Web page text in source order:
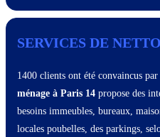
SERVICES DE
1400 clients ont été convaincus
ménage à Paris 14propose des
besoins immeubles, bureaux,
locales poubelles, des parkings,